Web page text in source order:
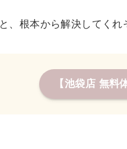
と、根本から解決してくれ
【池袋店 無料